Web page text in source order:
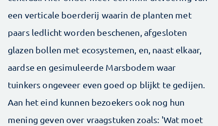
een verticale boerderij waarin de planten met
paars ledlicht worden beschenen, afgesloten
glazen bollen met ecosystemen, en, naast elkaar,
aardse en gesimuleerde Marsbodem waar
tuinkers ongeveer even goed op blijkt te gedijen.
Aan het eind kunnen bezoekers ook nog hun
mening geven over vraagstuken zoals: 'Wat moet